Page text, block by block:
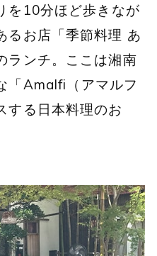
を10分ほど歩きなが
るお店「季節料理 あ
ランチ。ここは湘南
「Amalfi（アマルフ
する日本料理のお